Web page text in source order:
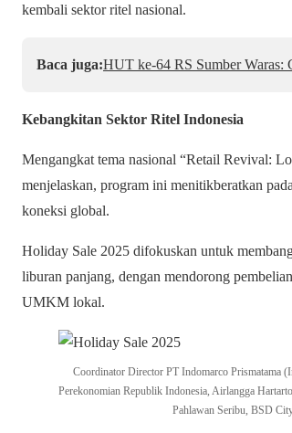
kembali sektor ritel nasional.
Baca juga:​HUT ke-64 RS Sumber Waras:
Kebangkitan Sektor Ritel Indonesia
Mengangkat tema nasional “Retail Revival:
menjelaskan, program ini menitikberatkan
koneksi global.
Holiday Sale 2025 difokuskan untuk
liburan panjang, dengan mendorong
UMKM lokal.
Coordinator Director PT Indomarco Prismatama
Perekonomian Republik Indonesia, Airlangga
Pahlawan Seribu, BSD